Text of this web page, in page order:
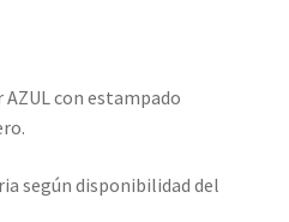
con estampado
según disponibilidad del